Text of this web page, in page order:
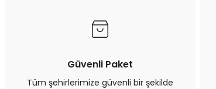
Güvenli Paket
Tüm şehirlerimize güvenli bir şekilde